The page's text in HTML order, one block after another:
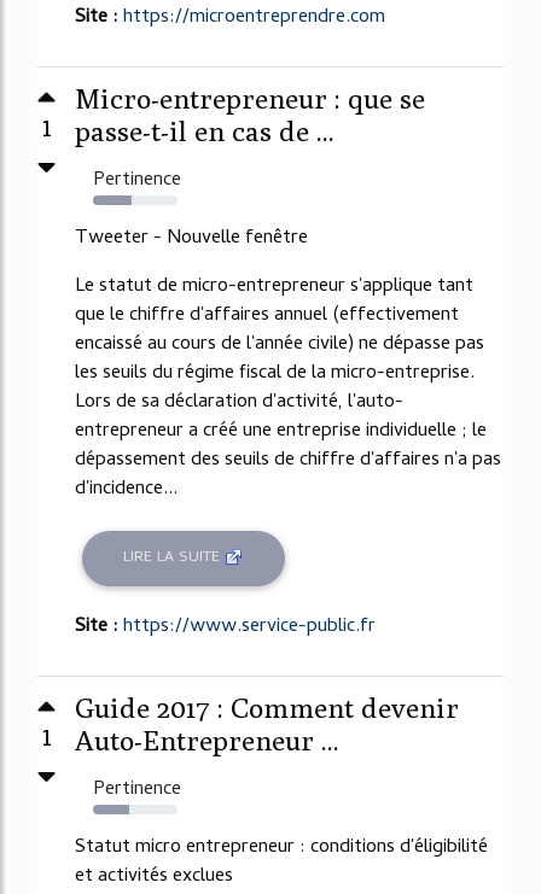
Site :https://microentreprendre.com
1
Micro-entrepreneur : que se
passe-t-il en cas de ...
Pertinence
45%
Tweeter - Nouvelle fenêtre
Le statut de micro-entrepreneur s'applique tant
que le chiffre d'affaires annuel (effectivement
encaissé au cours de l'année civile) ne dépasse pas
les seuils du régime fiscal de la micro-entreprise.
Lors de sa déclaration d'activité, l'auto-
entrepreneur a créé une entreprise individuelle ; le
dépassement des seuils de chiffre d'affaires n'a pas
d'incidence...
LIRE LA SUITE
Site :https://www.service-public.fr
1
Guide 2017 : Comment devenir
Auto-Entrepreneur ...
Pertinence
43%
Statut micro entrepreneur : conditions d'éligibilité
et activités exclues